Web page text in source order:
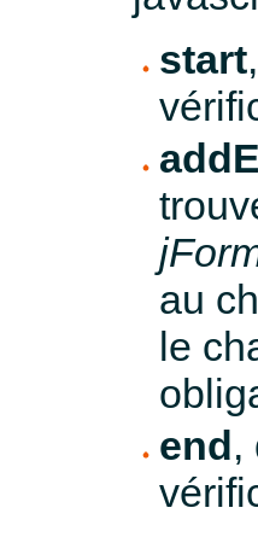
start
au
le
end ,